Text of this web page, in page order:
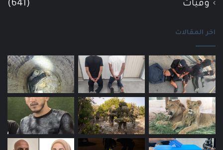
وفيات (641)
اخر المقالات